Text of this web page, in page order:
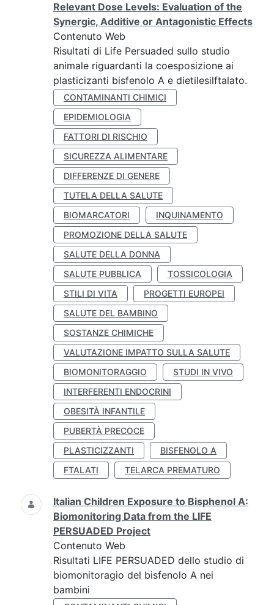
Relevant Dose Levels: Evaluation of the
Synergic, Additive or Antagonistic Effects
Contenuto Web
Risultati di Life Persuaded sullo studio
animale riguardanti la coesposizione ai
plasticizanti bisfenolo A e dietilesilftalato.
CONTAMINANTI CHIMICI
EPIDEMIOLOGIA
FATTORI DI RISCHIO
SICUREZZA ALIMENTARE
DIFFERENZE DI GENERE
TUTELA DELLA SALUTE
BIOMARCATORI
INQUINAMENTO
PROMOZIONE DELLA SALUTE
SALUTE DELLA DONNA
SALUTE PUBBLICA
TOSSICOLOGIA
STILI DI VITA
PROGETTI EUROPEI
SALUTE DEL BAMBINO
SOSTANZE CHIMICHE
VALUTAZIONE IMPATTO SULLA SALUTE
BIOMONITORAGGIO
STUDI IN VIVO
INTERFERENTI ENDOCRINI
OBESITÀ INFANTILE
PUBERTÀ PRECOCE
PLASTICIZZANTI
BISFENOLO A
FTALATI
TELARCA PREMATURO
Italian Children Exposure to Bisphenol A:
Biomonitoring Data from the LIFE
PERSUADED Project
Contenuto Web
Risultati LIFE PERSUADED dello studio di
biomonitoragio del bisfenolo A nei
bambini